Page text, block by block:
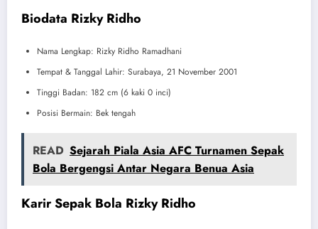
Biodata Rizky Ridho
Nama Lengkap: Rizky Ridho Ramadhani
Tempat & Tanggal Lahir: Surabaya, 21 November 2001
Tinggi Badan: 182 cm (6 kaki 0 inci)
Posisi Bermain: Bek tengah
READ Sejarah Piala Asia AFC Turnamen Sepak
Bola Bergengsi Antar Negara Benua Asia
Karir Sepak Bola Rizky Ridho